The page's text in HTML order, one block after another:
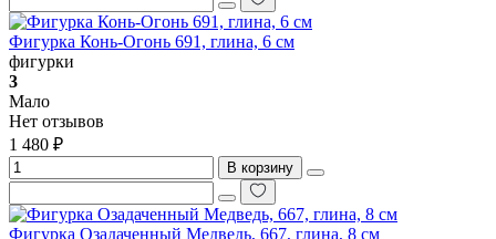
Фигурка Конь-Огонь 691, глина, 6 см
фигурки
3
Мало
Нет отзывов
1 480 ₽
В корзину
Фигурка Озадаченный Медведь, 667, глина, 8 см